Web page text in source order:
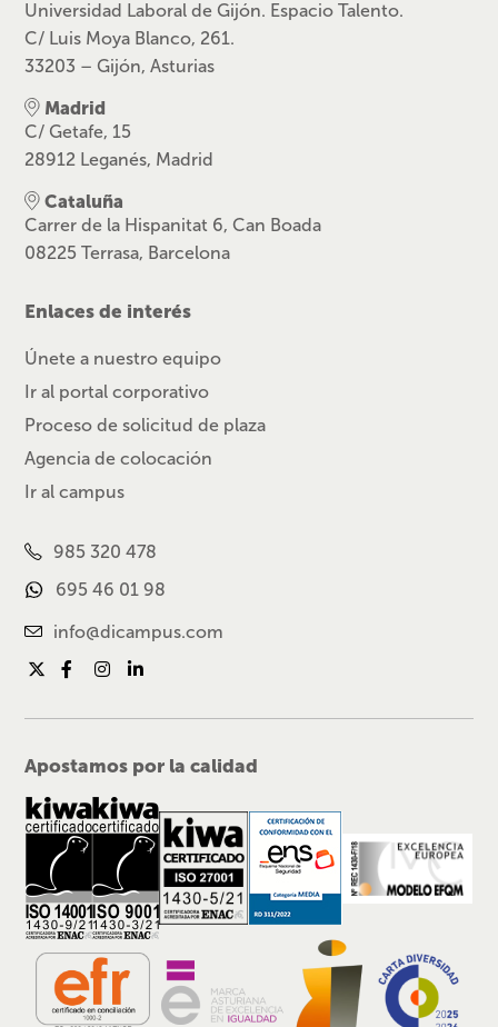
Universidad Laboral de Gijón. Espacio Talento.
C/ Luis Moya Blanco, 261.
33203 – Gijón, Asturias
Madrid
C/ Getafe, 15
28912 Leganés, Madrid
Cataluña
Carrer de la Hispanitat 6, Can Boada
08225 Terrasa, Barcelona
Enlaces de interés
Únete a nuestro equipo
Ir al portal corporativo
Proceso de solicitud de plaza
Agencia de colocación
Ir al campus
985 320 478
695 46 01 98
info@dicampus.com
Apostamos por la calidad